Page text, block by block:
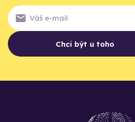
Chci být u toho